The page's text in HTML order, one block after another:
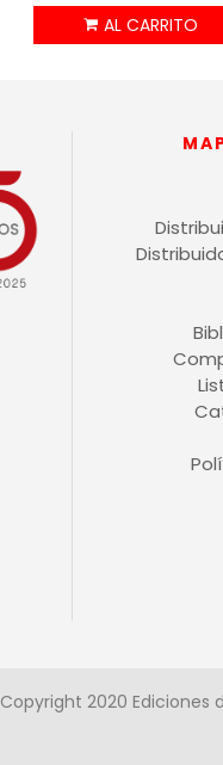
Copyright 2020 Ediciones